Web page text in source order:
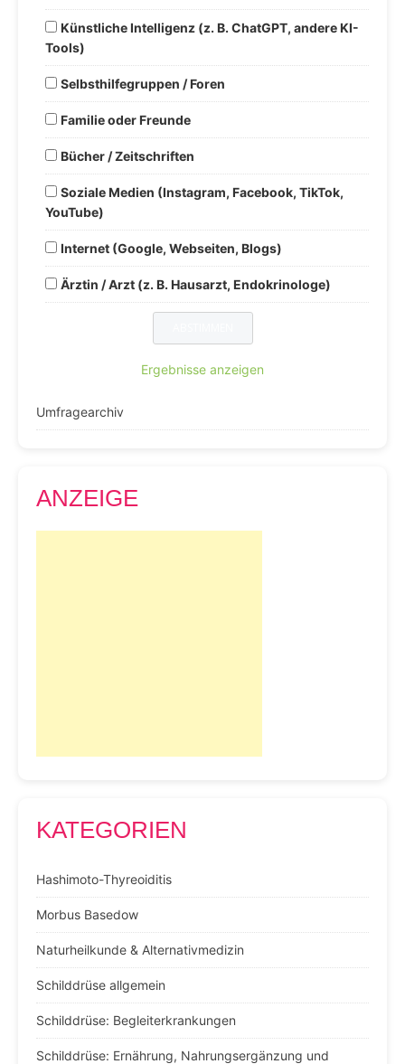
Künstliche Intelligenz (z. B. ChatGPT, andere KI-
Tools)
Selbsthilfegruppen / Foren
Familie oder Freunde
Bücher / Zeitschriften
Soziale Medien (Instagram, Facebook, TikTok,
YouTube)
Internet (Google, Webseiten, Blogs)
Ärztin / Arzt (z. B. Hausarzt, Endokrinologe)
Ergebnisse anzeigen
Umfragearchiv
ANZEIGE
KATEGORIEN
Hashimoto-Thyreoiditis
Morbus Basedow
Naturheilkunde & Alternativmedizin
Schilddrüse allgemein
Schilddrüse: Begleiterkrankungen
Schilddrüse: Ernährung, Nahrungsergänzung und